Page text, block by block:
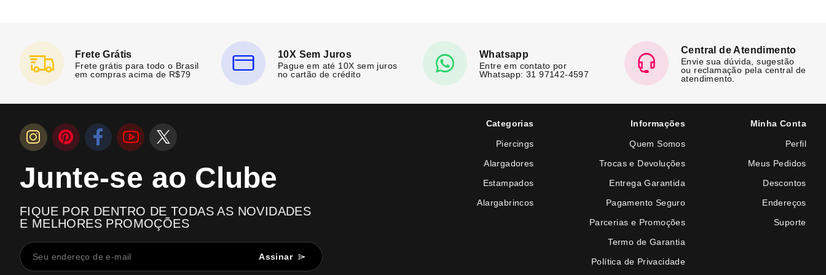
Frete Grátis
Frete grátis para todo o Brasil
em compras acima de R$79
10X Sem Juros
Pague em até 10X sem juros
no cartão de crédito
Whatsapp
Entre em contato por
Whatsapp: 31 97142-4597
Central de Atendimento
Envie sua dúvida, sugestão
ou reclamação pela central de
atendimento.
Junte-se ao Clube
FIQUE POR DENTRO DE TODAS AS NOVIDADES
E MELHORES PROMOÇÕES
Assinar
Categorias
Piercings
Alargadores
Estampados
Alargabrincos
Informações
Quem Somos
Trocas e Devoluções
Entrega Garantida
Pagamento Seguro
Parcerias e Promoções
Termo de Garantia
Política de Privacidade
Minha Conta
Perfil
Meus Pedidos
Descontos
Endereços
Suporte